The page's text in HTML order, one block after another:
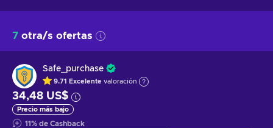
7 otra/s ofertas
Safe_purchase
9.71 Excelente valoración
34,48 US$
Precio más bajo
11% de Cashback